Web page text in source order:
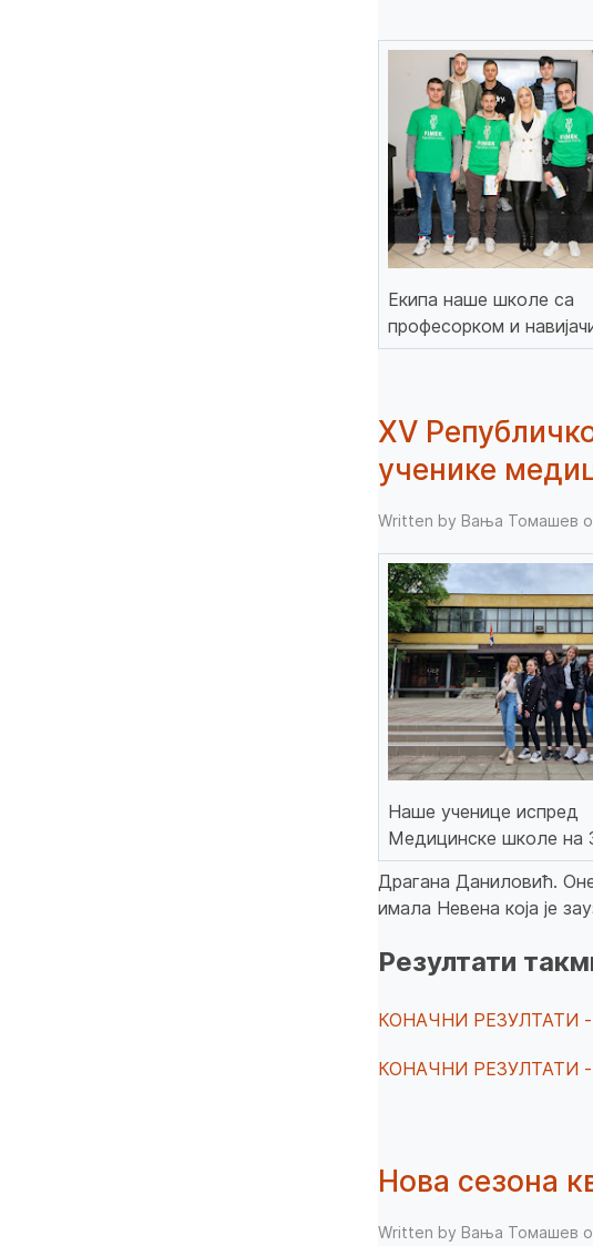
Екипа наше школе са
професорком и
XV
ученике
Written by Вања Томашев
Наше ученице испред
Медицинске школе на
Драгана Даниловић.
имала Невена која је
Резултати
КОНАЧНИ РЕЗУЛТАТИ
КОНАЧНИ РЕЗУЛТАТИ
Нова сезона
Written by Вања Томашев